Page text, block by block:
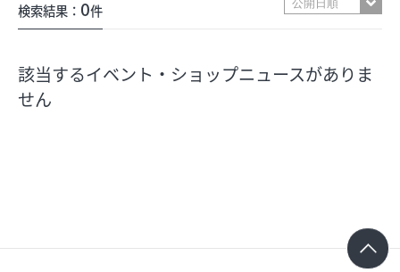
検索結果： 0件
該当するイベント・ショップニュースがありま
せん